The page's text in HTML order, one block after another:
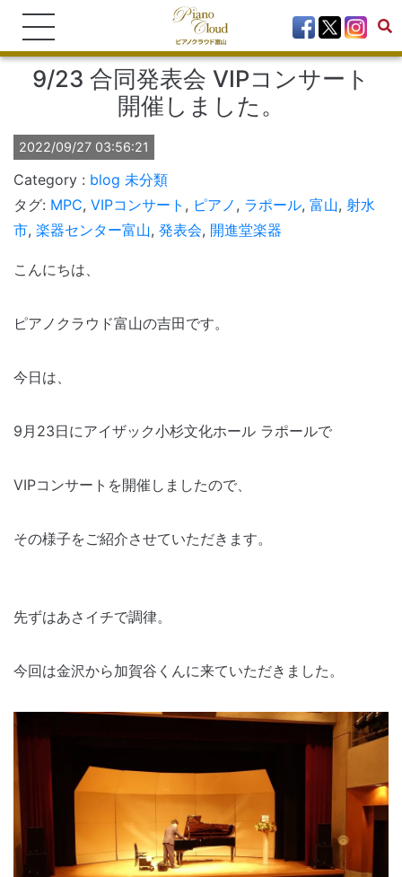
9/23 合同発表会 VIPコンサート
開催しました。
2022/09/27 03:56:21
blog 未分類
タグ: MPC, VIPコンサート , ピアノ , ラポール, 富山, 射水
市, 楽器センター富山, 発表会, 開進堂楽器
こんにちは、
ピアノクラウド富山の吉田です。
今日は、
9月23日にアイザック小杉文化ホール ラポールで
VIPコンサートを開催しましたので、
その様子をご紹介させていただきます。
先ずはあさイチで調律。
今回は金沢から加賀谷くんに来ていただきました。